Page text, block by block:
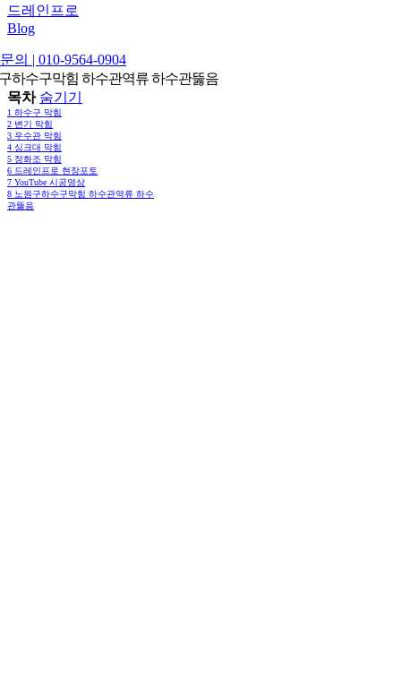
드레인프로
Blog
의 | 010-9564-0904
하수구막힘 하수관역류 하수관뚫음
목차 숨기기
1 하수구 막힘
2 변기 막힘
3 우수관 막힘
4 싱크대 막힘
5 정화조 막힘
6 드레인프로 현장포토
7 YouTube 시공영상
8 노원구하수구막힘 하수관역류 하수
관뚫음